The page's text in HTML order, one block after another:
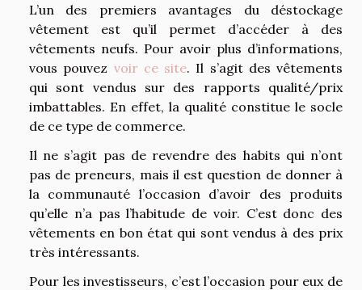
L’un des premiers avantages du déstockage
vêtement est qu’il permet d’accéder à des
vêtements neufs. Pour avoir plus d’informations,
vous pouvez voir ce site. Il s’agit des vêtements
qui sont vendus sur des rapports qualité/prix
imbattables. En effet, la qualité constitue le socle
de ce type de commerce.
Il ne s’agit pas de revendre des habits qui n’ont
pas de preneurs, mais il est question de donner à
la communauté l’occasion d’avoir des produits
qu’elle n’a pas l’habitude de voir. C’est donc des
vêtements en bon état qui sont vendus à des prix
très intéressants.
Pour les investisseurs, c’est l’occasion pour eux de